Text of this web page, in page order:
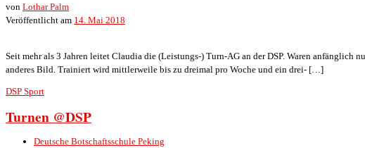
von Lothar Palm
Veröffentlicht am 14. Mai 2018
Seit mehr als 3 Jahren leitet Claudia die (Leistungs-) Turn-AG an der DSP. Waren
anderes Bild. Trainiert wird mittlerweile bis zu dreimal pro Woche und ein drei- […]
DSP Sport
Turnen @DSP
Deutsche Botschaftsschule Peking